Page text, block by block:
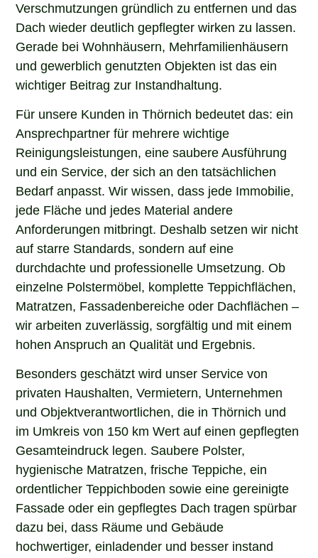
Verschmutzungen gründlich zu entfernen und das
Dach wieder deutlich gepflegter wirken zu lassen.
Gerade bei Wohnhäusern, Mehrfamilienhäusern
und gewerblich genutzten Objekten ist das ein
wichtiger Beitrag zur Instandhaltung.
Für unsere Kunden in Thörnich bedeutet das: ein
Ansprechpartner für mehrere wichtige
Reinigungsleistungen, eine saubere Ausführung
und ein Service, der sich an den tatsächlichen
Bedarf anpasst. Wir wissen, dass jede Immobilie,
jede Fläche und jedes Material andere
Anforderungen mitbringt. Deshalb setzen wir nicht
auf starre Standards, sondern auf eine
durchdachte und professionelle Umsetzung. Ob
einzelne Polstermöbel, komplette Teppichflächen,
Matratzen, Fassadenbereiche oder Dachflächen –
wir arbeiten zuverlässig, sorgfältig und mit einem
hohen Anspruch an Qualität und Ergebnis.
Besonders geschätzt wird unser Service von
privaten Haushalten, Vermietern, Unternehmen
und Objektverantwortlichen, die in Thörnich und
im Umkreis von 150 km Wert auf einen gepflegten
Gesamteindruck legen. Saubere Polster,
hygienische Matratzen, frische Teppiche, ein
ordentlicher Teppichboden sowie eine gereinigte
Fassade oder ein gepflegtes Dach tragen spürbar
dazu bei, dass Räume und Gebäude
hochwertiger, einladender und besser instand